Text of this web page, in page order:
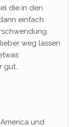
die in den
einfach
weg lassen
gut…
und